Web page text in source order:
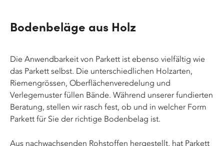
Bodenbeläge aus Holz
Die Anwendbarkeit von Parkett ist ebenso vielfältig wie
das Parkett selbst. Die unterschiedlichen Holzarten,
Riemengrössen, Oberflächenveredelung und
Verlegemuster füllen Bände. Während unserer fundierten
Beratung, stellen wir rasch fest, ob und in welcher Form
Parkett für Sie der richtige Bodenbelag ist.
Aus nachwachsenden Rohstoffen hergestellt, hat Parkett